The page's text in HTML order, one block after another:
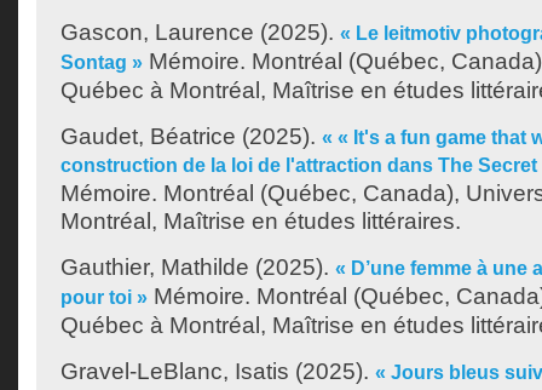
Gascon, Laurence (2025). « Le leitmotiv
Sontag » Mémoire. Montréal (Québec,
Québec à Montréal, Maîtrise en études
Gaudet, Béatrice (2025). « « It's a fun game that
construction de la loi de l'attraction dans The
Mémoire. Montréal (Québec, Canada),
Montréal, Maîtrise en études littéraires.
Gauthier, Mathilde (2025). « D’une femme à une
pour toi » Mémoire. Montréal (Québec,
Québec à Montréal, Maîtrise en études
Gravel-LeBlanc, Isatis (2025). « Jours bleus